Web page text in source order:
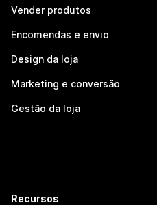
Vender produtos
Encomendas e envio
Design da loja
Marketing e conversão
Gestão da loja
Recursos